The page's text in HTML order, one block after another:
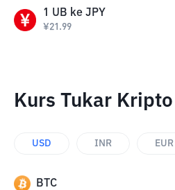
1 UB ke JPY
¥21.99
Kurs Tukar
USD INR EUR
BTC